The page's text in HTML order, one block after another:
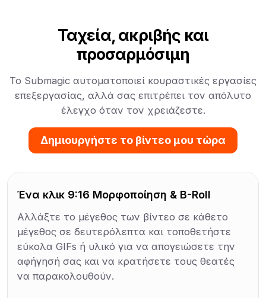
Ταχεία, ακριβής και
προσαρμόσιμη
Το Submagic αυτοματοποιεί κουραστικές εργασίες
επεξεργασίας, αλλά σας επιτρέπει τον απόλυτο
έλεγχο όταν τον χρειάζεστε.
Δημιουργήστε το βίντεο μου τώρα
Ένα κλικ 9:16 Μορφοποίηση & B-Roll
Αλλάξτε το μέγεθος των βίντεο σε κάθετο
μέγεθος σε δευτερόλεπτα και τοποθετήστε
εύκολα GIFs ή υλικό για να απογειώσετε την
αφήγησή σας και να κρατήσετε τους θεατές
να παρακολουθούν.